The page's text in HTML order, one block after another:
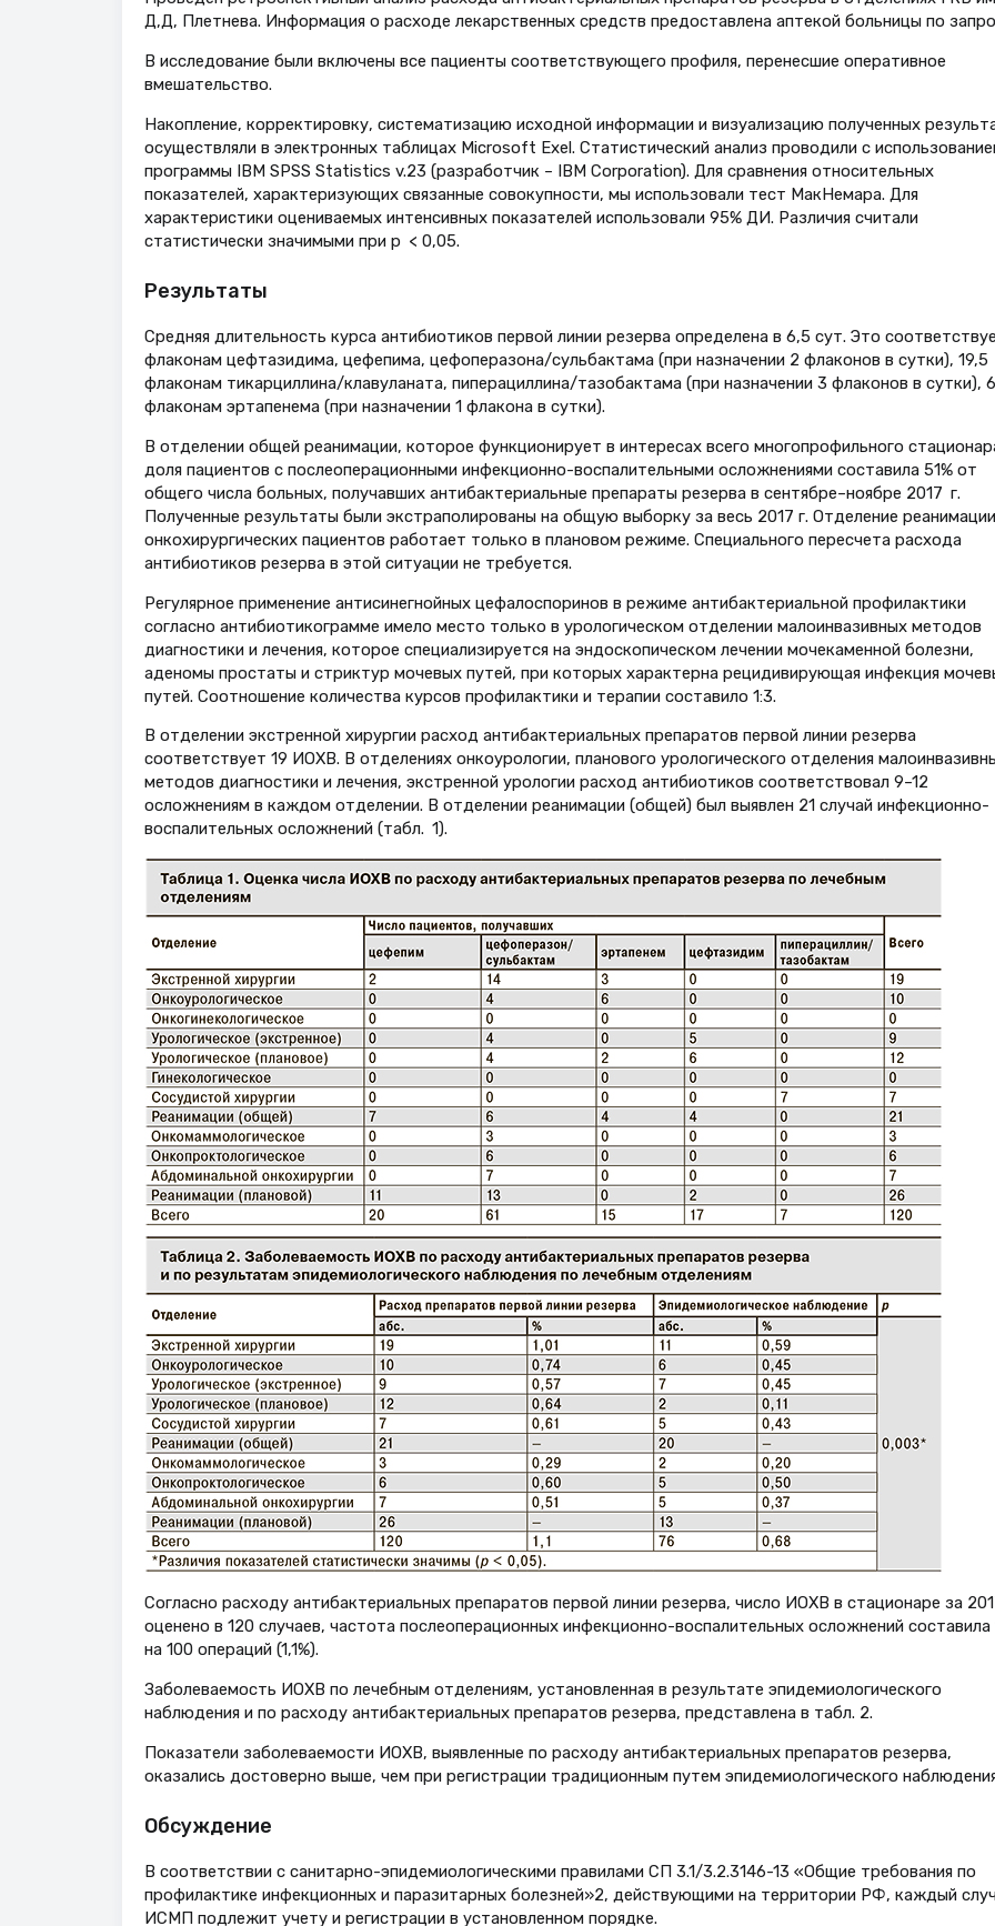
Д,Д, Плетнева. Информация о расходе лекарственных средств предоставлена аптекой больницы по
В исследование были включены все пациенты соответствующего профиля, перенесшие оперативное
вмешательство.
Накопление, корректировку, систематизацию исходной информации и визуализацию полученных
осуществляли в электронных таблицах Microsoft Exel. Статистический анализ проводили с
программы IBM SPSS Statistics v.23 (разработчик – IBM Corporation). Для сравнения относительных
показателей, характеризующих связанные совокупности, мы использовали тест МакНемара. Для
характеристики оцениваемых интенсивных показателей использовали 95% ДИ. Различия считали
статистически значимыми при p < 0,05.
Результаты
Средняя длительность курса антибиотиков первой линии резерва определена в 6,5 сут. Это
флаконам цефтазидима, цефепима, цефоперазона/сульбактама (при назначении 2 флаконов в сутки), 19,5
флаконам тикарциллина/клавуланата, пиперациллина/тазобактама (при назначении 3 флаконов в сутки),
флаконам эртапенема (при назначении 1 флакона в сутки).
В отделении общей реанимации, которое функционирует в интересах всего многопрофильного
доля пациентов с послеоперационными инфекционно-воспалительными осложнениями составила 51% от
общего числа больных, получавших антибактериальные препараты резерва в сентябре–ноябре 2017 г.
Полученные результаты были экстраполированы на общую выборку за весь 2017 г. Отделение
онкохирургических пациентов работает только в плановом режиме. Специального пересчета расхода
антибиотиков резерва в этой ситуации не требуется.
Регулярное применение антисинегнойных цефалоспоринов в режиме антибактериальной профилактики
согласно антибиотикограмме имело место только в урологическом отделении малоинвазивных методов
диагностики и лечения, которое специализируется на эндоскопическом лечении мочекаменной болезни,
аденомы простаты и стриктур мочевых путей, при которых характерна рецидивирующая инфекция
путей. Соотношение количества курсов профилактики и терапии составило 1:3.
В отделении экстренной хирургии расход антибактериальных препаратов первой линии резерва
соответствует 19 ИОХВ. В отделениях онкоурологии, планового урологического отделения
методов диагностики и лечения, экстренной урологии расход антибиотиков соответствовал 9–12
осложнениям в каждом отделении. В отделении реанимации (общей) был выявлен 21 случай инфекционно-
воспалительных осложнений (табл. 1).
Согласно расходу антибактериальных препаратов первой линии резерва, число ИОХВ в стационаре за
оценено в 120 случаев, частота послеоперационных инфекционно-воспалительных осложнений составила
на 100 операций (1,1%).
Заболеваемость ИОХВ по лечебным отделениям, установленная в результате эпидемиологического
наблюдения и по расходу антибактериальных препаратов резерва, представлена в табл. 2.
Показатели заболеваемости ИОХВ, выявленные по расходу антибактериальных препаратов резерва,
оказались достоверно выше, чем при регистрации традиционным путем эпидемиологического
Обсуждение
В соответствии с санитарно-эпидемиологическими правилами СП 3.1/3.2.3146-13 «Общие требования по
профилактике инфекционных и паразитарных болезней»2, действующими на территории РФ, каждый
ИСМП подлежит учету и регистрации в установленном порядке.